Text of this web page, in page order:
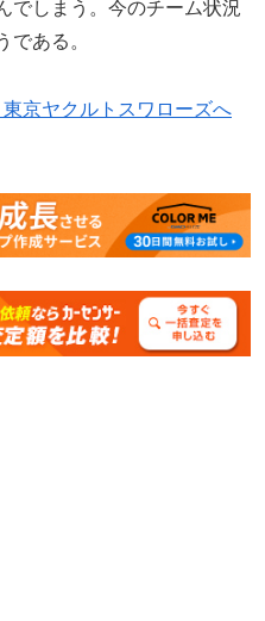
でしまう。今のチーム状況
である。